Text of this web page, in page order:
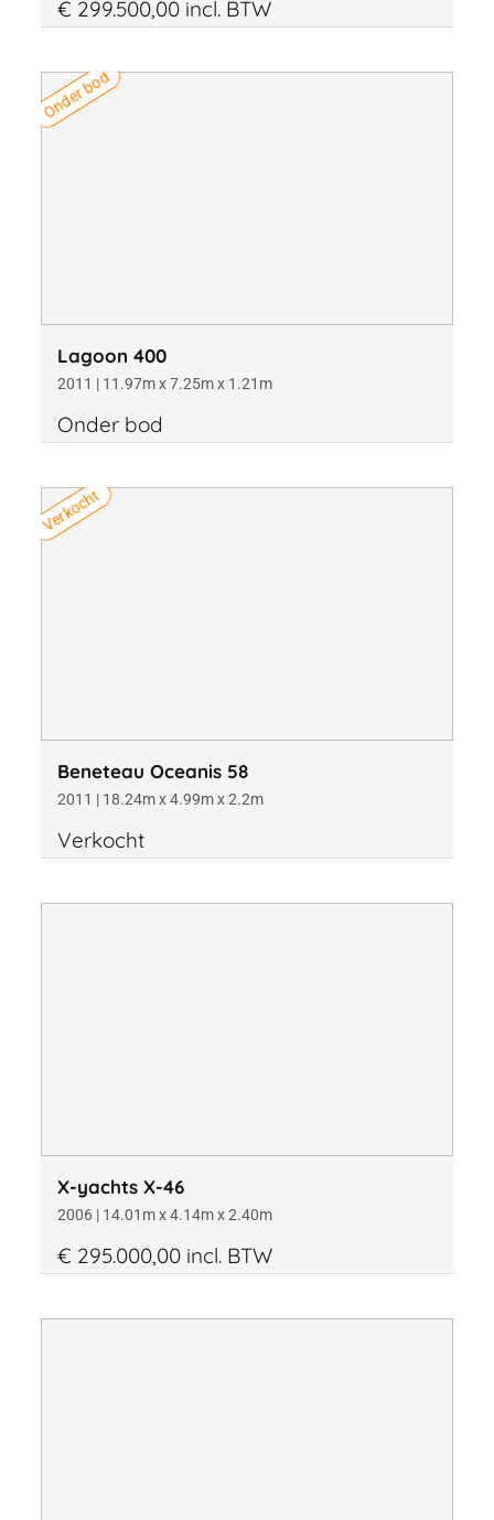
€ 299.500,00 incl. BTW
Onder bod
Lagoon 400
2011 | 11.97m x 7.25m x 1.21m
Onder bod
Verkocht
Beneteau Oceanis 58
2011 | 18.24m x 4.99m x 2.2m
Verkocht
X-yachts X-46
2006 | 14.01m x 4.14m x 2.40m
€ 295.000,00 incl. BTW